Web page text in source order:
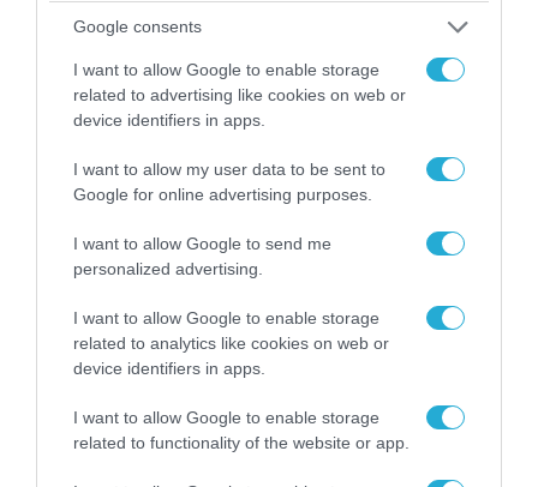
Google consents
I want to allow Google to enable storage
related to advertising like cookies on web or
device identifiers in apps.
I want to allow my user data to be sent to
Google for online advertising purposes.
I want to allow Google to send me
personalized advertising.
I want to allow Google to enable storage
related to analytics like cookies on web or
device identifiers in apps.
I want to allow Google to enable storage
related to functionality of the website or app.
απομάκρυνσής του
06.08.2026 | 14:02
Αθήνα: Απομακρύνθηκαν παράνομα
αντικείμενα από κοινόχρηστους χώρους